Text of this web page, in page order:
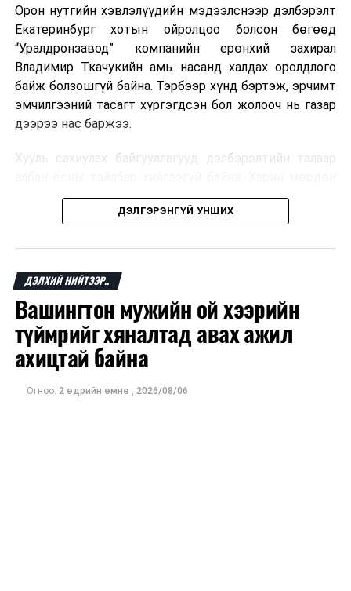
Мароккогийн хөдөлмөр эрхлэлтийн сайд мэдэгджээ.
Орон нутгийн хэвлэлүүдийн мэдээлснээр дэлбэрэлт
Екатеринбург хотын ойролцоо болсон бөгөөд
“Уралдронзавод” компанийн ерөнхий захирал
Владимир Ткачукийн амь насанд халдах оролдлого
байж болзошгүй байна. Тэрбээр хүнд бэртэж, эрчимт
эмчилгээний тасагт хүргэгдсэн бол жолооч нь газар
дээрээ нас баржээ.
Хууль сахиулах байгууллагууд дэлбэрэлтийн талаар
шалгах байгууллага олон нийтэд аюултай аргаар
хүний амь насанд халдахыг завдсан гэх үндэслэлээр
мэдээлжээ.
“Уралдронзавод” компани 2023 онд Екатеринбург
хотод байгуулагдсан бөгөөд нисгэгчгүй нисэх
төхөөрөмж үйлдвэрлэдэг аж. Тус компанийн 2025
оны орлого 6.2 тэрбум рубль, цэвэр ашиг нь 1.9
тэрбум рубльд хүрсэн гэж РБК мэдээлсэн байна.
Одоогоор дэлбэрэлтийн шалтгаан, хэрэгт холбоотой
ДЭЛГЭРЭНГҮЙ УНШИХ
ДЭЛХИЙ НИЙТЭЭР..
Вашингтон мужийн ой хээрийн
түймрийг хяналтад авах ажил
ахицтай байна
Огноо: 2 өдрийн өмнө , 2026/08/06